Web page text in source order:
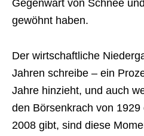
Gegenwart von Schnee
gewöhnt haben.
Der wirtschaftliche
Jahren schreibe – ein
Jahre hinzieht, und auch
den Börsenkrach von
2008 gibt, sind diese